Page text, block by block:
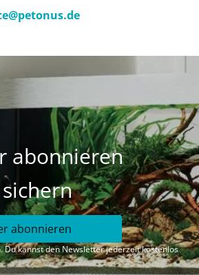
abonnieren
abonnieren
Du kannst den Newsletter jederzeit kostenlos